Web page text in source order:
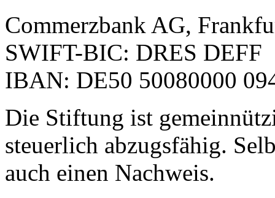
Commerzbank AG,
SWIFT-BIC: DRES DEFF
IBAN: DE50 50080000
Die Stiftung ist
steuerlich abzugsfähig.
auch einen Nachweis.